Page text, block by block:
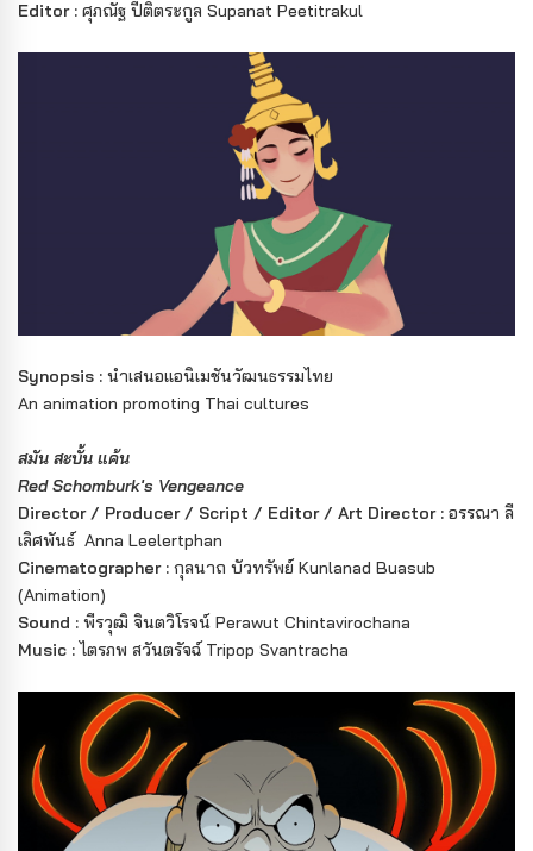
Editor : ศุภณัฐ ปีติตระกูล Supanat Peetitrakul
Synopsis : นำเสนอเเอนิเมชันวัฒนธรรมไทย
An animation promoting Thai cultures
สมัน สะบั้น แค้น
Red Schomburk's Vengeance
Director / Producer / Script / Editor / Art Director : อรรณา ลี
เลิศพันธ์ Anna Leelertphan
Cinematographer : กุลนาถ บัวทรัพย์ Kunlanad Buasub
(Animation)
Sound : พีรวุฒิ จินตวิโรจน์ Perawut Chintavirochana
Music :ไตรภพ สวันตรัจฉ์ Tripop Svantracha